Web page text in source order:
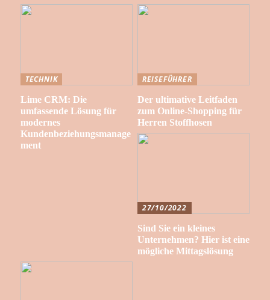
TECHNIK
Lime CRM: Die
umfassende Lösung für
modernes
Kundenbeziehungsmanage
ment
REISEFÜHRER
Der ultimative Leitfaden
zum Online-Shopping für
Herren Stoffhosen
27/10/2022
Sind Sie ein kleines
Unternehmen? Hier ist eine
mögliche Mittagslösung